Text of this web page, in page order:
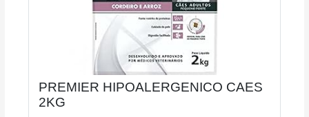
PREMIER HIPOALERGENICO CAES
2KG